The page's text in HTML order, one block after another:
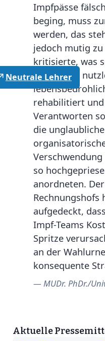
Neutrale Lehrer
Impfpässe
beging, muss
werden, das
jedoch mutig
kritisierte, was
wissen, als
rehabilitiert
Verantworten
die
so
anordneten.
Rechnungshofs
aufgedeckt,
Impf-Teams
Spritze
an der
konsequente
MUDr. PhDr./
Aktuelle